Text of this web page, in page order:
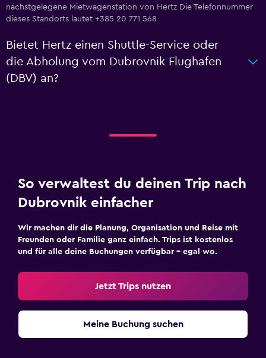
nächstgelegene Mietwagenstation von Hertz Die Telefonnummer
dieses Standorts lautet +385 20 771 568
Bietet Hertz einen Shuttle-Service oder
die Abholung vom Dubrovnik Flughafen
(DBV) an?
So verwaltest du deinen Trip nach
Dubrovnik einfacher
Wir machen dir die Planung, Organisation und Reise mit
Freunden oder Familie ganz einfach. Trips ist kostenlos
und für alle deine Buchungen verfügbar – egal wo.
Jetzt Trips nutzen
Meine Buchung suchen